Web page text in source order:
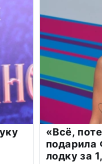
«Всё,
подарила
лодку за